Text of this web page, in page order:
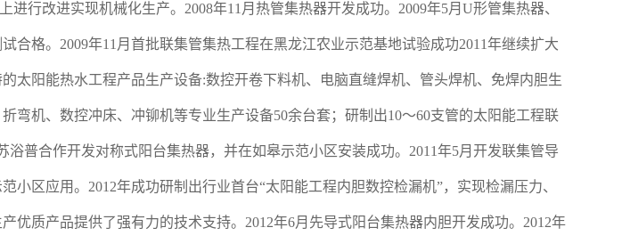
行改进实现机械化生产。2008年11月热管集热器开发成功。2009年5月U形管集热器、
合格。2009年11月首批联集管集热工程在黑龙江农业示范基地试验成功2011年继续扩大
太阳能热水工程产品生产设备:数控开卷下料机、电脑直缝焊机、管头焊机、免焊内胆生
弯机、数控冲床、冲铆机等专业生产设备50余台套；研制出10～60支管的太阳能工程联
浴普合作开发对称式阳台集热器，并在如皋示范小区安装成功。2011年5月开发联集管导
小区应用。2012年成功研制出行业首台“太阳能工程内胆数控检漏机”，实现检漏压力、
优质产品提供了强有力的技术支持。2012年6月先导式阳台集热器内胆开发成功。2012年